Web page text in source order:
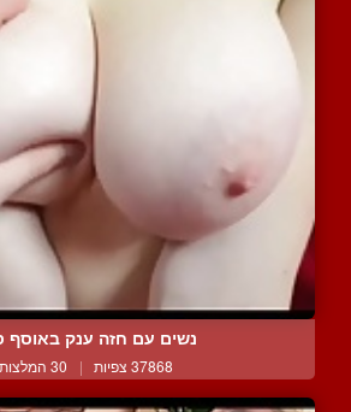
נשים עם חזה ענק באוסף
37868 צפיות | 30 המלצות